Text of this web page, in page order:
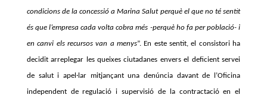
condicions de la concessió a Marina Salut perquè el que no té sentit
és que l’empresa cada volta cobra més -perquè ho fa per població- i
en canvi els recursos van a menys”. En este sentit, el consistori ha
decidit arreplegar les queixes ciutadanes envers el deficient servei
de salut i apel·lar mitjançant una denúncia davant de l’Oficina
independent de regulació i supervisió de la contractació en el